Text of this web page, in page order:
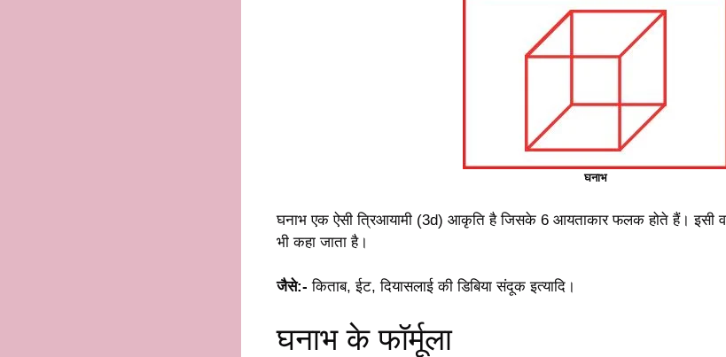
घनाभ
घनाभ एक ऐसी त्रिआयामी (3d) आकृति है जिसके 6 आयताकार फलक होते हैं।
भी कहा जाता है।
जैसे:- किताब, ईट, दियासलाई की डिबिया संदूक इत्यादि।
घनाभ के फॉर्मूला